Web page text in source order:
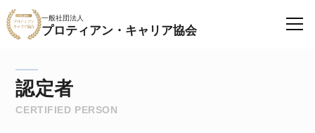
一般社団法人
プロティアン・キャリア協会
認定者
CERTIFIED PERSON